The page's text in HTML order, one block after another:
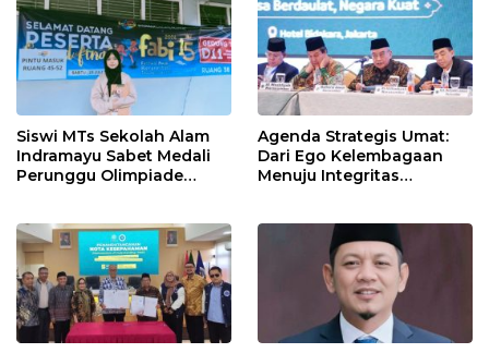
Siswi MTs Sekolah Alam
Indramayu Sabet Medali
Perunggu Olimpiade
Agenda Strategis Umat:
Dari Ego Kelembagaan
Menuju Integritas